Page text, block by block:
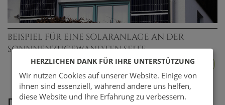
BEISPIEL FÜR EINE SOLARANLAGE AN DER
SONNNENZUGEWANDTEN SEITE.
Die Solarmodule für die Hauswand
HERZLICHEN DANK FÜR IHRE UNTERSTÜTZUNG
Wir nutzen Cookies auf unserer Website. Einige von
ihnen sind essenziell, während andere uns helfen,
diese Website und Ihre Erfahrung zu verbessern.